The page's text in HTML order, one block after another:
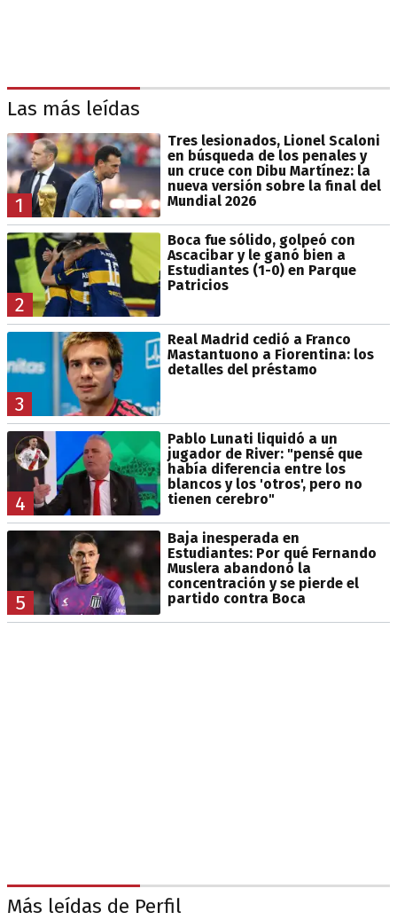
Las más leídas
1
Tres lesionados, Lionel Scaloni
en búsqueda de los penales y
un cruce con Dibu Martínez: la
nueva versión sobre la final del
Mundial 2026
2
Boca fue sólido, golpeó con
Ascacibar y le ganó bien a
Estudiantes (1-0) en Parque
Patricios
3
Real Madrid cedió a Franco
Mastantuono a Fiorentina: los
detalles del préstamo
4
Pablo Lunati liquidó a un
jugador de River: "pensé que
había diferencia entre los
blancos y los 'otros', pero no
tienen cerebro"
5
Baja inesperada en
Estudiantes: Por qué Fernando
Muslera abandonó la
concentración y se pierde el
partido contra Boca
Más leídas de Perfil